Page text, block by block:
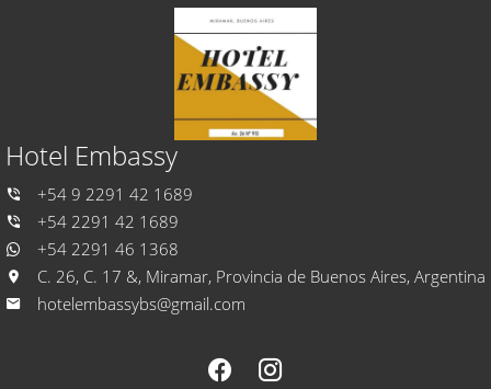
Hotel Embassy
+54 9 2291 42 1689
+54 2291 42 1689
+54 2291 46 1368
C. 26, C. 17 &, Miramar, Provincia de Buenos Aires, Argentina
hotelembassybs@gmail.com